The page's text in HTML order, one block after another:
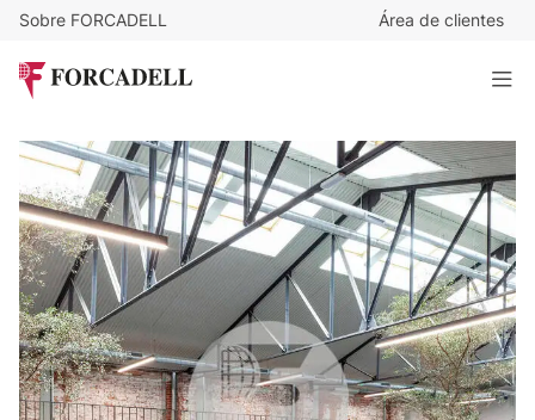
Sobre FORCADELL Área de clientes
Alquiler oficina en Calle Prudencio Álvaro, Ciudad Lineal,
Madrid